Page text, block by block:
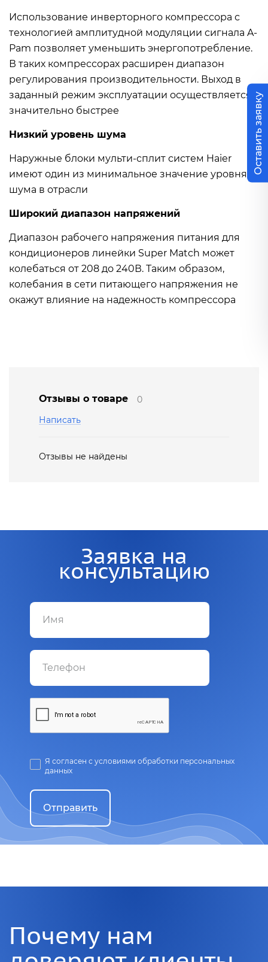
Использование инверторного компрессора с
технологией амплитудной модуляции сигнала A-
Pam позволяет уменьшить энергопотребление.
В таких компрессорах расширен диапазон
регулирования производительности. Выход в
заданный режим эксплуатации осуществляется
значительно быстрее
Низкий уровень шума
Наружные блоки мульти-сплит систем Haier
имеют один из минимальное значение уровня
шума в отрасли
Широкий диапазон напряжений
Диапазон рабочего напряжения питания для
кондиционеров линейки Super Match может
колебаться от 208 до 240В. Таким образом,
колебания в сети питающего напряжения не
окажут влияние на надежность компрессора
Отзывы о товаре
0
Написать
Отзывы не найдены
Заявка на
консультацию
Я согласен с условиями обработки персональных
данных
Отправить
Почему нам
Оставить заявку